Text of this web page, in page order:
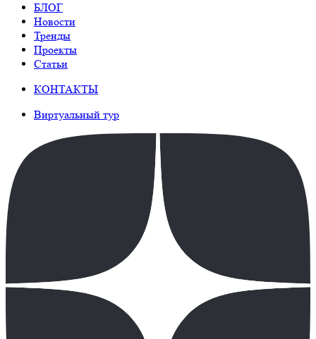
БЛОГ
Новости
Тренды
Проекты
Статьи
КОНТАКТЫ
Виртуальный тур